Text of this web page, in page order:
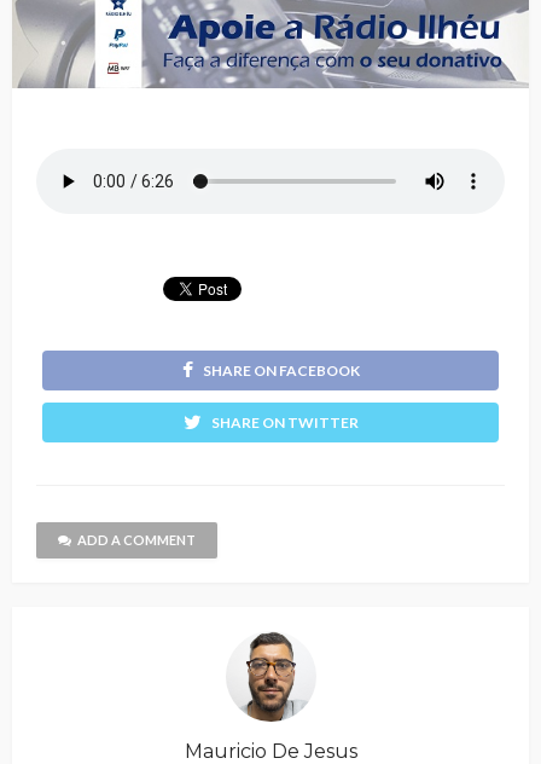
SHARE ON FACEBOOK
SHARE ON TWITTER
ADD A COMMENT
Mauricio De Jesus